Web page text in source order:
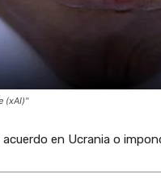
(xAI)"
en Ucrania o